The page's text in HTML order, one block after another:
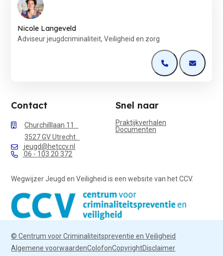
Nicole Langeveld
Adviseur jeugdcriminaliteit, Veiligheid en zorg
Open deOpen de
Contact
Churchilllaan 11
3527 GV Utrecht
jeugd@hetccv.nl
06 - 103 20 372
Snel naar
Praktijkverhalen
Documenten
Wegwijzer Jeugd en Veiligheid is een website van het CCV.
© Centrum voor Criminaliteitspreventie en Veiligheid
Algemene voorwaardenColofonCopyrightDisclaimer